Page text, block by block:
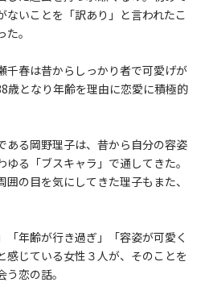
ないことを「訳あり」と言われたこ
。
千春は昔からしっかり者で可愛げが
歳となり年齢を理由に恋愛に積極的
ある岡野理子は、昔から自分の容姿
る「ブスキャラ」で通してきた。
の目を気にしてきた理子もまた、
「年齢が行き過ぎ」「容姿が可愛く
感じている女性３人が、そのことを
恋の話。